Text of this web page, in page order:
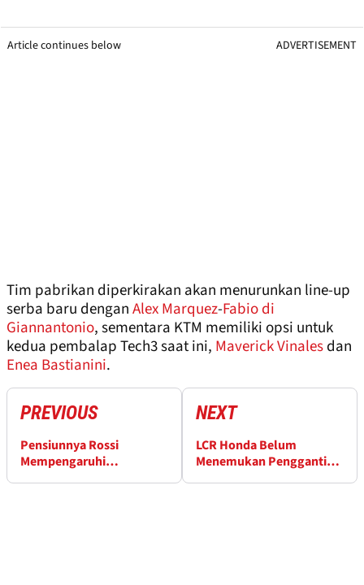
Article continues below ADVERTISEMENT
Tim pabrikan diperkirakan akan menurunkan line-up
serba baru denganAlex Marquez-Fabio di
Giannantonio, sementara KTM memiliki opsi untuk
kedua pembalap Tech3 saat ini, Maverick Vinalesdan
Enea Bastianini.
PREVIOUS
Pensiunnya Rossi
Mempengaruhi
NEXT
LCR Honda Belum
Menemukan Pengganti